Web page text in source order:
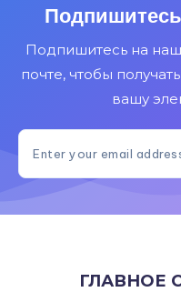
2
живого
29–
30
|
|
Подпишитесь на
почте, чтобы
вашу
ГЛАВНОЕ